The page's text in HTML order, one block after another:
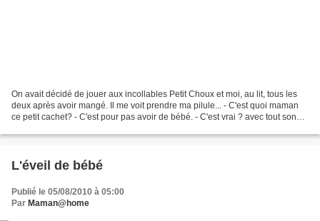
On avait décidé de jouer aux incollables Petit Choux et moi, au lit, tous les
deux après avoir mangé. Il me voit prendre ma pilule... - C'est quoi maman
ce petit cachet? - C'est pour pas avoir de bébé. - C'est vrai ? avec tout son
L'éveil de bébé
Publié le 05/08/2010 à 05:00
Par Maman@home